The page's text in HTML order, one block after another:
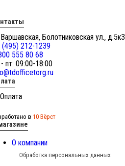
Болотниковская ул., д.5к3
(495) 212-1239
555 80 68
пт: 09:00-18:00
в 10 Вёрст
О компании
Обработка персональных данных